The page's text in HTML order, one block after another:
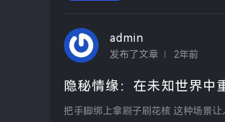
admin
发布了文章 2年前
隐秘情缘：在未知世界中
把手脚绑上拿刷子刷花核 这种场景让人联想到一种特殊的艺术创作过程。或许是为了表达某种情感，创作者以奇特的方